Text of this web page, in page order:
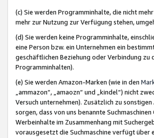
(c) Sie werden Programminhalte, die nicht
mehr zur Nutzung zur Verfügung stehen,
(d) Sie werden keine Programminhalte,
eine Person bzw. ein Unternehmen ein
geschäftlichen Beziehung oder Verbindung
Programminhalten).
(e) Sie werden Amazon-Marken (wie in den
„ammazon“, „amaozn“ und „kindel“) nicht
Versuch unternehmen). Zusätzlich zu
sorgen, dass von uns benannte
Werbeinhalte im Zusammenhang mit
vorausgesetzt die Suchmaschine verfügt über